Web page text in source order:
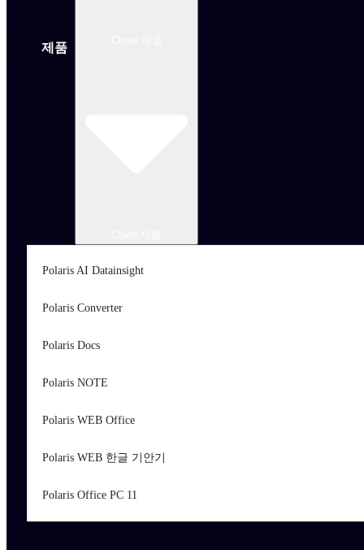
제품
Polaris AI Datainsight
Polaris Converter
Polaris Docs
Polaris NOTE
Polaris WEB Office
Polaris WEB 한글 기안기
Polaris Office PC 11